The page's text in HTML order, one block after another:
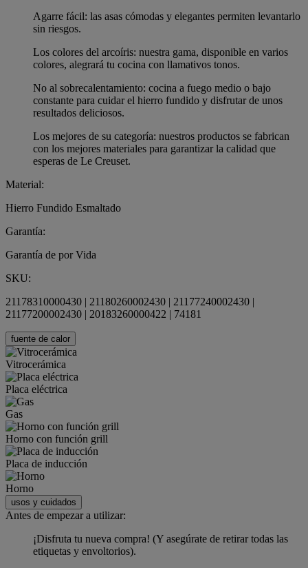
Agarre fácil: las asas cómodas y elegantes permiten levantarlo
sin riesgos.
Los colores del arcoíris: nuestra gama, disponible en varios
colores, alegrará tu cocina con llamativos tonos.
No al sobrecalentamiento: cocina a fuego medio o bajo
constante para cuidar el hierro fundido y disfrutar de unos
resultados deliciosos.
Los mejores de su categoría: nuestros productos se fabrican
con los mejores materiales para garantizar la calidad que
esperas de Le Creuset.
Material:
Hierro Fundido Esmaltado
Garantía:
Garantía de por Vida
SKU:
21178310000430 | 21180260002430 | 21177240002430 |
21177200002430 | 20183260000422 | 74181
fuente de calor
Vitrocerámica
Placa eléctrica
Gas
Horno con función grill
Placa de inducción
Horno
usos y cuidados
Antes de empezar a utilizar:
¡Disfruta tu nueva compra! (Y asegúrate de retirar todas las
etiquetas y envoltorios).